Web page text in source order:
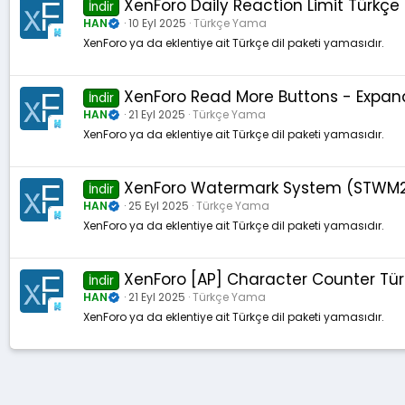
İndir XenForo Daily Reaction Limit
HAN 10 Eyl 2025 Türkçe Yama
XenForo ya da eklentiye ait Türkçe dil paketi yamasıdır.
İndir XenForo Read More Buttons -
HAN 21 Eyl 2025 Türkçe Yama
XenForo ya da eklentiye ait Türkçe dil paketi yamasıdır.
İndir XenForo Watermark System
HAN 25 Eyl 2025 Türkçe Yama
XenForo ya da eklentiye ait Türkçe dil paketi yamasıdır.
İndir XenForo [AP] Character Counter
HAN 21 Eyl 2025 Türkçe Yama
XenForo ya da eklentiye ait Türkçe dil paketi yamasıdır.